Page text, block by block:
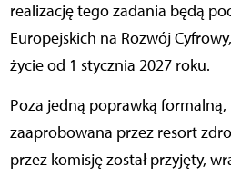
realizację tego zadania będą
Europejskich na Rozwój
życie od 1 stycznia 2027 roku.
Poza jedną poprawką formalną,
zaaprobowana przez resort
przez komisję został przyjęty,